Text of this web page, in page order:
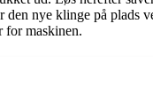
nye klinge på plads
for maskinen.